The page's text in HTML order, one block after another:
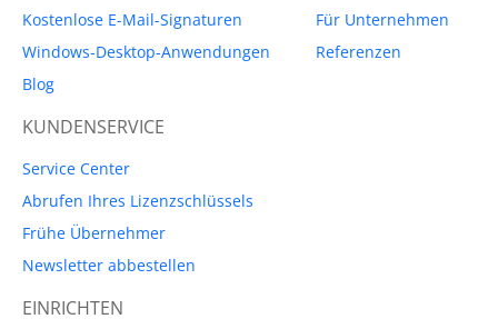
Kostenlose E-Mail-Signaturen
Windows-Desktop-Anwendungen
Blog
Für Unternehmen
Referenzen
KUNDENSERVICE
Service Center
Abrufen Ihres Lizenzschlüssels
Frühe Übernehmer
Newsletter abbestellen
EINRICHTEN